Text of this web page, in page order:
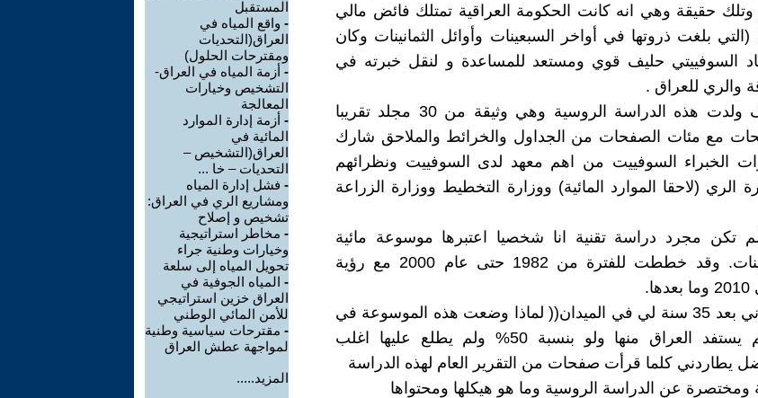
وتلك حقيقة وهي انه كانت الحكومة العراقية تمتلك فائض مالي
بلغت ذروتها في أواخر السبعينات وأوائل الثمانينات وكان
السوفييتي حليف قوي ومستعد للمساعدة و لنقل خبرته في
والري للعراق .
ففي تلك الظروف ولدت هذه الدراسة الروسية وهي وثيقة من 30 مجلد تقريبا
مع مئات الصفحات من الجداول والخرائط والملاحق شارك
الخبراء السوفييت من اهم معهد لدى السوفييت ونظرائهم
الري (لاحقا الموارد المائية) ووزارة التخطيط ووزارة الزراعة
تكن مجرد دراسة تقنية انا شخصيا اعتبرها موسوعة مائية
للعراق في الثمانينات. وقد خططت للفترة من 1982 حتى عام 2000 مع رؤية
السؤال الذي يحيرني بعد 35 سنة لي في الميدان(( لماذا وضعت هذه الموسوعة في
الرفوف ولماذا لم يستفد العراق منها ولو بنسبة 50% ولم يطلع عليها اغلب
يطاردني كلما قرأت صفحات من التقرير العام لهذه الدراسة
ومختصرة عن الدراسة الروسية وما هو هيكلها ومحتواها
المستقبل
- واقع المياه في
العراق(التحديات
ومقترحات الحلول)
- أزمة المياه في العراق-
التشخيص وخيارات
المعالجة
- أزمة إدارة الموارد
المائية في
العراق(التشخيص –
التحديات – خا ...
- فشل إدارة المياه
ومشاريع الري في العراق:
تشخيص و إصلاح
- مخاطر استراتيجية
وخيارات وطنية جراء
تحويل المياه إلى سلعة
- المياه الجوفية في
العراق خزين استراتيجي
للأمن المائي الوطني
- مقترحات سياسية وطنية
لمواجهة عطش العراق
المزيد.....